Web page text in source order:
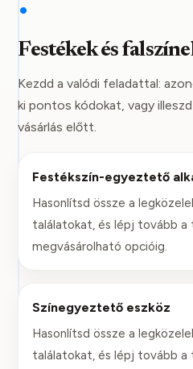
•
Festékek és
Kezdd a valódi feladattal:
ki pontos kódokat, vagy
vásárlás előtt.
Festékszín-egyeztető
Hasonlítsd össze a
találatokat, és lépj tovább a
megvásárolható opcióig.
Színegyeztető eszköz
Hasonlítsd össze a
találatokat, és lépj tovább a